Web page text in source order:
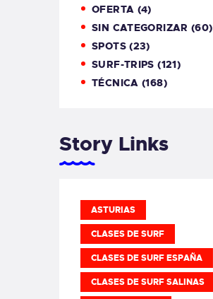
OFERTA (4)
SIN CATEGORIZAR (60)
SPOTS(23)
SURF-TRIPS (121)
TÉCNICA (168)
Story Links
ASTURIAS
CLASES DE SURF
CLASES DE SURF ESPAÑA
CLASES DE SURF SALINAS